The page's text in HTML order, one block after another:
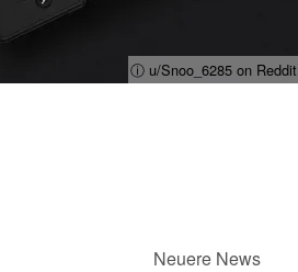
ⓘ u/Snoo_6285 on Reddit
Neuere News